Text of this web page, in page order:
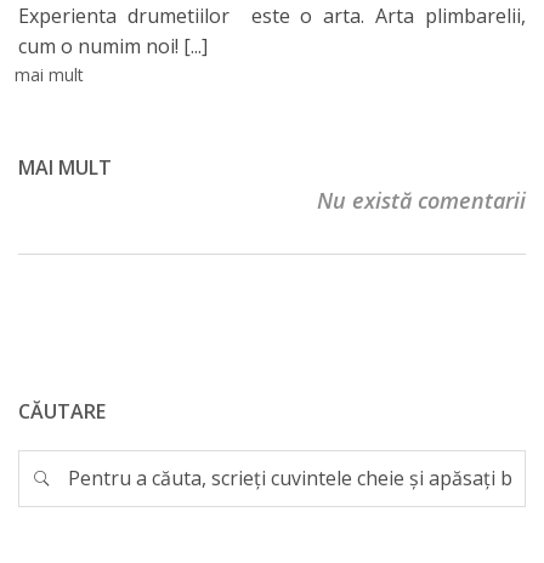
Experienta drumetiilor este o arta. Arta plimbarelii,
cum o numim noi! [...]
mai mult
MAI MULT
Nu există comentarii
CĂUTARE